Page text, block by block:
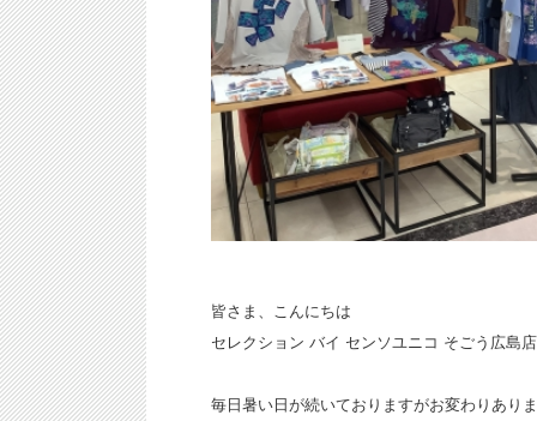
皆さま、こんにちは
セレクション バイ センソユニコ そごう広島
毎日暑い日が続いておりますがお変わりあり